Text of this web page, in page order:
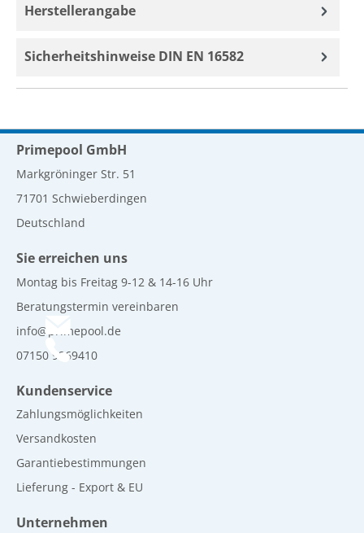
Herstellerangabe
Sicherheitshinweise DIN EN 16582
Primepool GmbH
Markgröninger Str. 51
71701 Schwieberdingen
Deutschland
Sie erreichen uns
Montag bis Freitag 9-12 & 14-16 Uhr
Beratungstermin vereinbaren
info@primepool.de
07150 9269410
Kundenservice
Zahlungsmöglichkeiten
Versandkosten
Garantiebestimmungen
Lieferung - Export & EU
Unternehmen